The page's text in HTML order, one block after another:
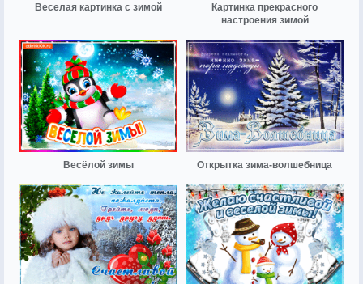
Веселая картинка с зимой
Картинка прекрасного
настроения зимой
Весёлой зимы Открытка зима-волшебница